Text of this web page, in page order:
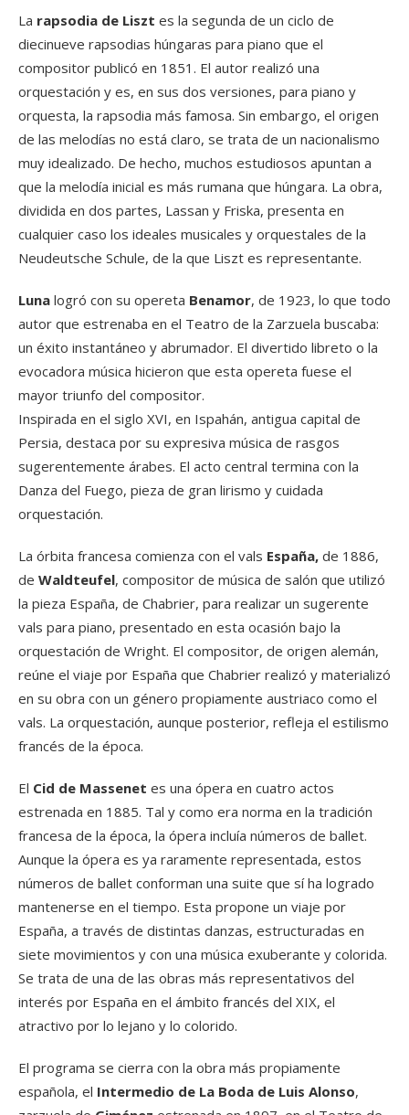
La rapsodia de Liszt es la segunda de un ciclo de
diecinueve rapsodias húngaras para piano que el
compositor publicó en 1851. El autor realizó una
orquestación y es, en sus dos versiones, para piano y
orquesta, la rapsodia más famosa. Sin embargo, el origen
de las melodías no está claro, se trata de un nacionalismo
muy idealizado. De hecho, muchos estudiosos apuntan a
que la melodía inicial es más rumana que húngara. La obra,
dividida en dos partes, Lassan y Friska, presenta en
cualquier caso los ideales musicales y orquestales de la
Neudeutsche Schule, de la que Liszt es representante.
Luna logró con su opereta Benamor, de 1923, lo que todo
autor que estrenaba en el Teatro de la Zarzuela buscaba:
un éxito instantáneo y abrumador. El divertido libreto o la
evocadora música hicieron que esta opereta fuese el
mayor triunfo del compositor.
Inspirada en el siglo XVI, en Ispahán, antigua capital de
Persia, destaca por su expresiva música de rasgos
sugerentemente árabes. El acto central termina con la
Danza del Fuego, pieza de gran lirismo y cuidada
orquestación.
La órbita francesa comienza con el vals España, de 1886,
de Waldteufel, compositor de música de salón que utilizó
la pieza España, de Chabrier, para realizar un sugerente
vals para piano, presentado en esta ocasión bajo la
orquestación de Wright. El compositor, de origen alemán,
reúne el viaje por España que Chabrier realizó y materializó
en su obra con un género propiamente austriaco como el
vals. La orquestación, aunque posterior, refleja el estilismo
francés de la época.
El Cid de Massenet es una ópera en cuatro actos
estrenada en 1885. Tal y como era norma en la tradición
francesa de la época, la ópera incluía números de ballet.
Aunque la ópera es ya raramente representada, estos
números de ballet conforman una suite que sí ha logrado
mantenerse en el tiempo. Esta propone un viaje por
España, a través de distintas danzas, estructuradas en
siete movimientos y con una música exuberante y colorida.
Se trata de una de las obras más representativos del
interés por España en el ámbito francés del XIX, el
atractivo por lo lejano y lo colorido.
El programa se cierra con la obra más propiamente
española, el Intermedio de La Boda de Luis Alonso,